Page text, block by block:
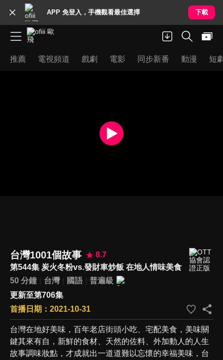
APP 免登入，手機觀看最佳選擇 下載
推薦 電視頻道 戲劇 電影 同步新番 動漫 短
台灣1001個故事
8.7
第544集 炭火冬粉vs.發財車炒飯 在地人情味美食
50 分鐘
台灣 國語
普遍級
更新至第706集
首播日期：2021-10-31
台灣在地好美味，百年老店街頭小吃、宅配美食，美味關
鍵其來有自，新鮮的食材、天然的佐料、外加動人的人生
故事調味妝點，才成就出一道道難以忘懷的幸福美味，台